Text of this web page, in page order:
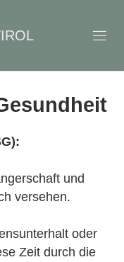
IROL
und
versehen.
oder
Zeit durch die